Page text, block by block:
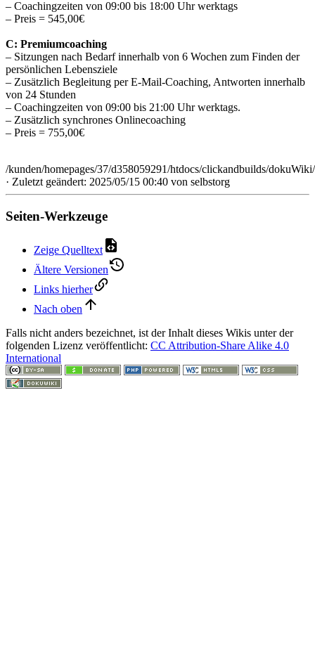
– Coachingzeiten von 09:00 bis 18:00 Uhr werktags
– Preis = 545,00€
C: Premiumcoaching
– Sitzungen nach Bedarf innerhalb von 6 Wochen zum Finden der
persönlichen Lebensziele
– Zusätzlich Begleitung per E-Mail-Coaching, Antworten innerhalb
von 24 Stunden
– Coachingzeiten von 09:00 bis 21:00 Uhr werktags.
– Zusätzlich synchrones Onlinecoaching
– Preis = 755,00€
/kunden/homepages/37/d358059291/htdocs/clickandbuilds/
· Zuletzt geändert: 2025/05/15 00:40 von selbstorg
Seiten-Werkzeuge
Zeige Quelltext
Ältere Versionen
Links hierher
Nach oben
Falls nicht anders bezeichnet, ist der Inhalt dieses Wikis unter der
folgenden Lizenz veröffentlicht: CC Attribution-Share Alike 4.0
International